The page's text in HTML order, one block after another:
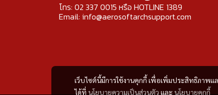
เว็บไซต์นี้มีการใช้งานคุกกี้ เพื่อเพิ่มประสิทธิภาพ
ได้ที่ นโยบายความเป็นส่วนตัว และ นโยบายคุกกี้
โทร: 02 337 0015 หรือ HOTLINE 1389
Email: info@aerosoftarchsupport.com